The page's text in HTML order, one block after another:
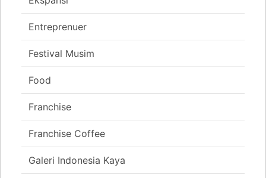
Entreprenuer
Festival Musim
Food
Franchise
Franchise Coffee
Galeri Indonesia Kaya